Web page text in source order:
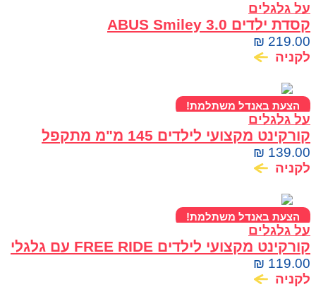
על גלגלים
קסדת ילדים ABUS Smiley 3.0
₪ 219.00
לקניה
הצעת באנדל משתלמת!
על גלגלים
קורקינט מקצועי לילדים 145 מ"מ מתקפל
ומתכוונן OMEGA
₪ 139.00
לקניה
הצעת באנדל משתלמת!
על גלגלים
קורקינט מקצועי לילדים FREE RIDE עם גלגלי
120 מ"מ
₪ 119.00
לקניה